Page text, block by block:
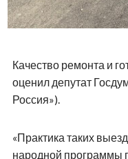
Качество ремонта и
оценил депутат
Россия»).
«Практика таких
народной программы